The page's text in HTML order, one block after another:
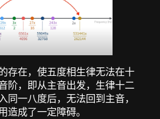
存在，使五度相生律无法在十
阶，即从主音出发，生律十二
同一八度后，无法回到主音，
造成了一定障碍。